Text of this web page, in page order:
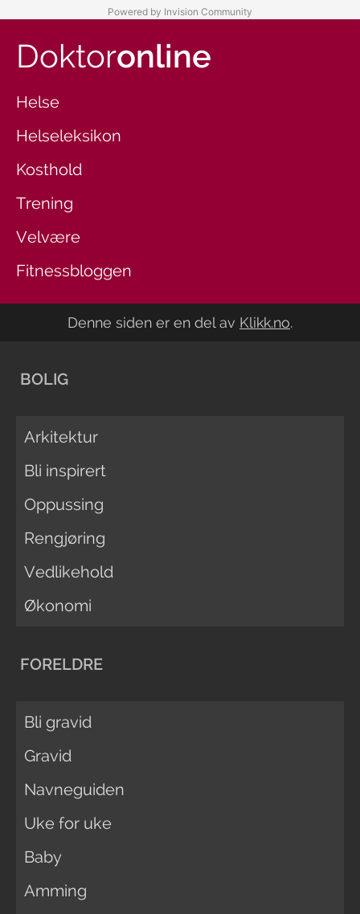
Powered by Invision Community
Doktoronline
Helse
Helseleksikon
Kosthold
Trening
Velvære
Fitnessbloggen
Denne siden er en del av Klikk.no.
BOLIG
Arkitektur
Bli inspirert
Oppussing
Rengjøring
Vedlikehold
Økonomi
FORELDRE
Bli gravid
Gravid
Navneguiden
Uke for uke
Baby
Amming